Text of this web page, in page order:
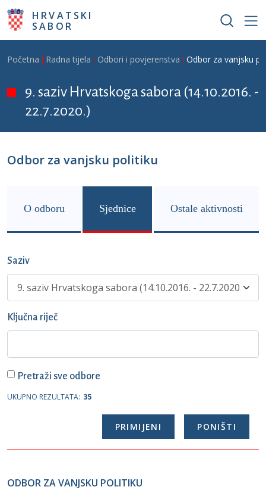
Skoči na glavni sadržaj
HRVATSKI
SABOR
Breadcrumb
Početna Radna tijela Odbori i povjerenstva Odbor za vanjsku
9. saziv Hrvatskoga sabora (14.10.2016. -
22.7.2020.)
Odbor za vanjsku politiku
O odboru Sjednice Ostale aktivnosti
Saziv
Ključna riječ
Pretraži sve odbore
UKUPNO REZULTATA: 35
ODBOR ZA VANJSKU POLITIKU